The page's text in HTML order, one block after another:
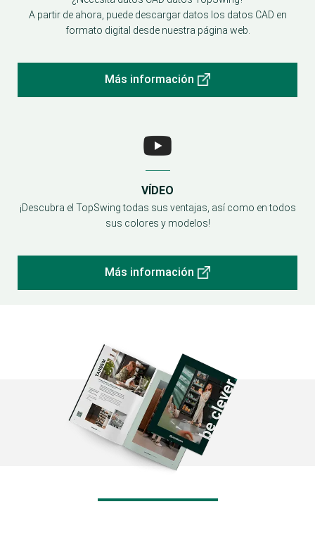
A partir de ahora, puede descargar datos los datos CAD en
formato digital desde nuestra página web.
Más información
VÍDEO
¡Descubra el TopSwing todas sus ventajas, así como en todos
sus colores y modelos!
Más información